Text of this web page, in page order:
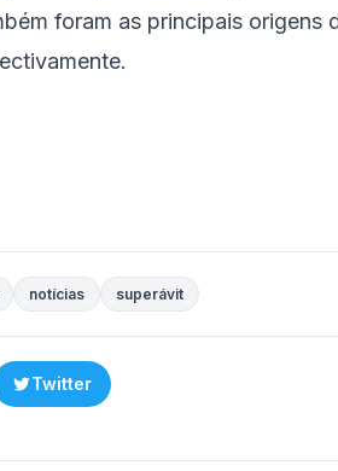
foram as principais origens
notícias superávit
Twitter